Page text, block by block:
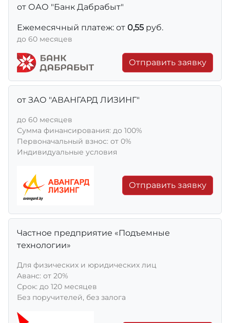
от ОАО "Банк Дабрабыт"
Ежемесячный платеж: от 0,55 руб.
до 60 месяцев
Отправить заявку
от ЗАО "АВАНГАРД ЛИЗИНГ"
до 60 месяцев
Сумма финансирования: до 100%
Первоначальный взнос: от 0%
Индивидуальные условия
Отправить заявку
Частное предприятие «Подъемные
технологии»
Для физических и юридических лиц
Aванс: от 20%
Срок: до 120 месяцев
Без поручителей, без залога